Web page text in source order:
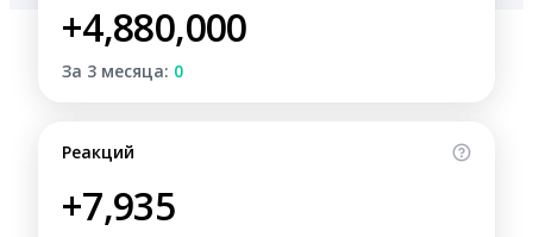
+4,880,000
За 3 месяца: 0
Реакций
+7,935